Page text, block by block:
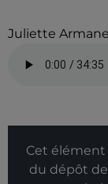
Juliette
Cet
du dépôt de